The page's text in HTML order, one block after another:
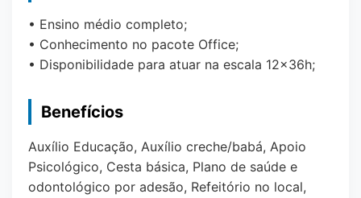
• Ensino médio completo;
• Conhecimento no pacote Office;
• Disponibilidade para atuar na escala 12x36h;
Benefícios
Auxílio Educação, Auxílio creche/babá, Apoio
Psicológico, Cesta básica, Plano de saúde e
odontológico por adesão, Refeitório no local,